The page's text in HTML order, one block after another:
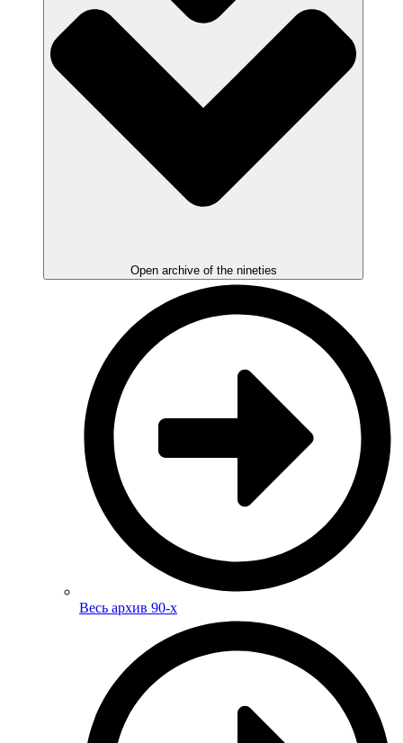
Open archive of the nineties
Весь архив 90-х